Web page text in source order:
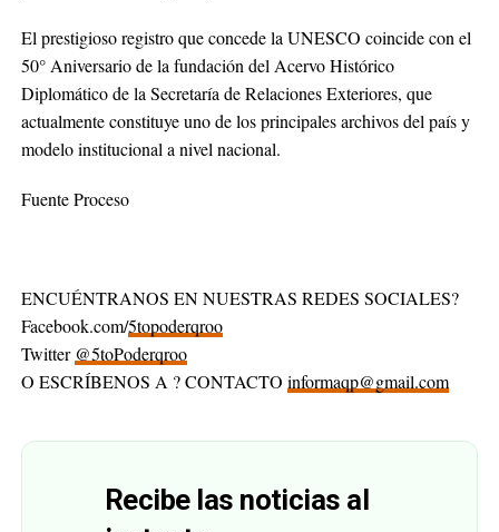
El prestigioso registro que concede la UNESCO coincide con el
50° Aniversario de la fundación del Acervo Histórico
Diplomático de la Secretaría de Relaciones Exteriores, que
actualmente constituye uno de los principales archivos del país y
modelo institucional a nivel nacional.
Fuente Proceso
ENCUÉNTRANOS EN NUESTRAS REDES SOCIALES?
Facebook.com/5topoderqroo
Twitter @5toPoderqroo
O ESCRÍBENOS A ? CONTACTO informaqp@gmail.com
Recibe las noticias al